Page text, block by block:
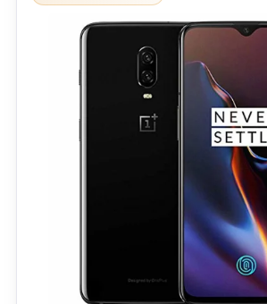
จอ 6.5 นิ้วแบบไร้ขอบ สีสันคมชัด
ไม่มีสแกนลายนิ้วมือบนหน้าจอ